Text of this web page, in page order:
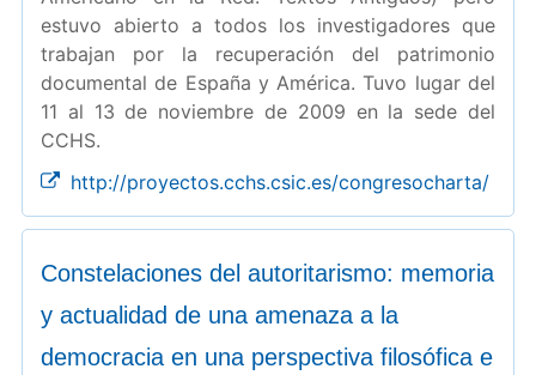
estuvo abierto a todos los investigadores que
trabajan por la recuperación del patrimonio
documental de España y América. Tuvo lugar del
11 al 13 de noviembre de 2009 en la sede del
CCHS.
http://proyectos.cchs.csic.es/congresocharta/
Constelaciones del autoritarismo: memoria
y actualidad de una amenaza a la
democracia en una perspectiva filosófica e